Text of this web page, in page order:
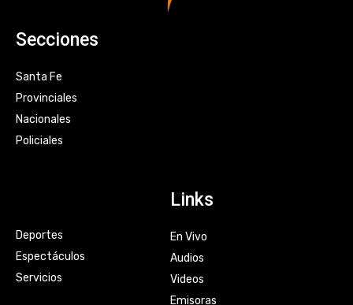
Secciones
Santa Fe
Provinciales
Nacionales
Policiales
Deportes
Espectáculos
Servicios
Links
En Vivo
Audios
Videos
Emisoras